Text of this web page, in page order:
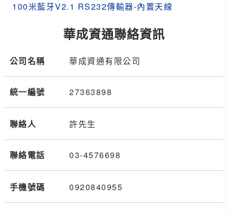
100米藍牙V2.1 RS232傳輸器-內置天線
華成資通聯絡資訊
公司名稱 華成資通有限公司
統一編號 27363898
聯絡人 許先生
聯絡電話 03-4576698
手機號碼 0920840955